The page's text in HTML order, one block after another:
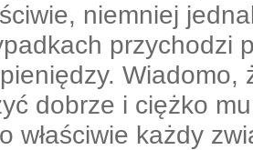
niemniej
przychodzi
Wiadomo,
dobrze i ciężko
właściwie każdy